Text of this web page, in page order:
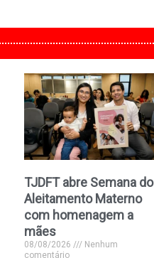
TJDFT abre Semana do
Aleitamento Materno
com homenagem a
mães
08/08/2026
Nenhum
comentário